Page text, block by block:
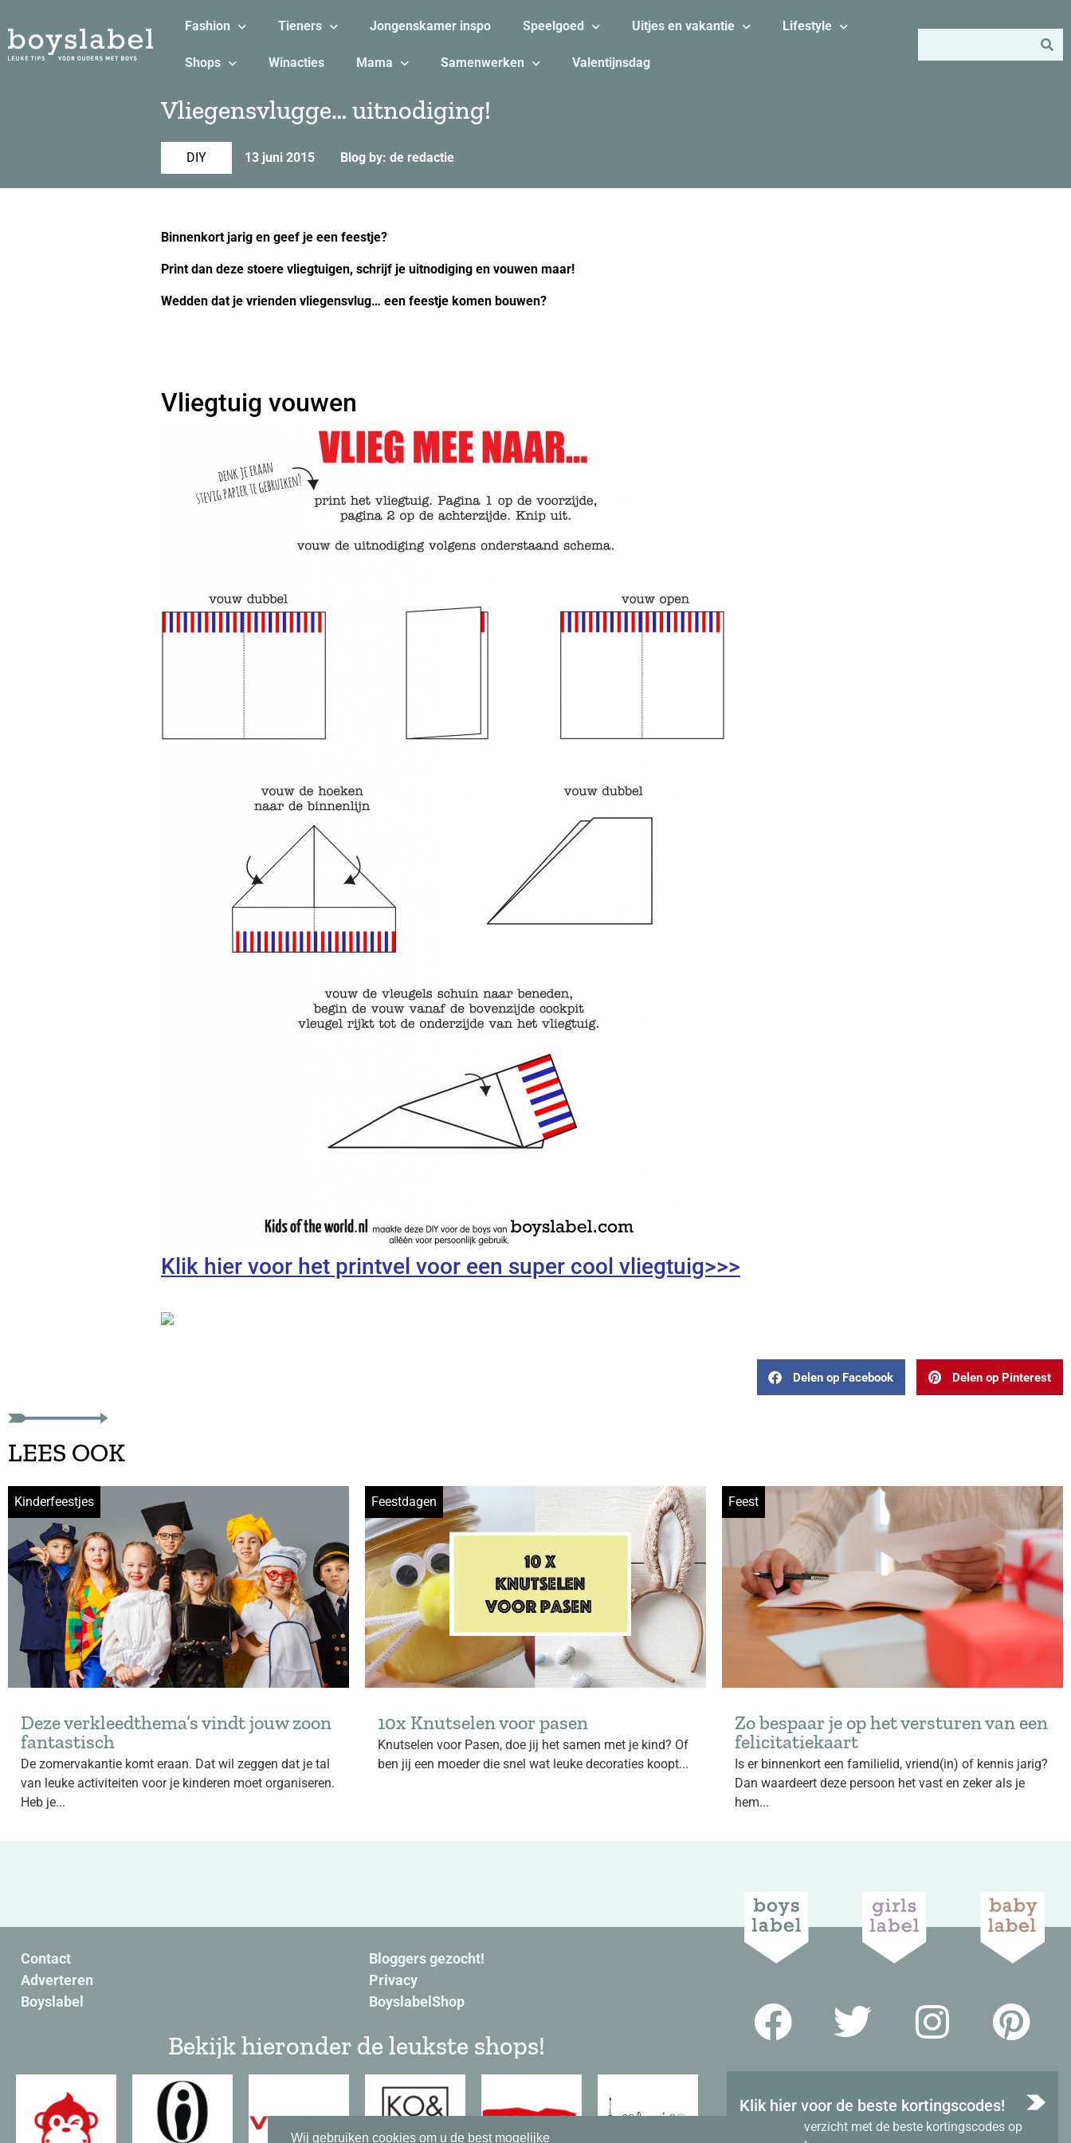
Wij gebruiken cookies om u de best mogelijke
Fashion Tieners Jongenskamer inspo Speelgoed Uitjes en vakantie Lifestyle
Shops Winacties Mama Samenwerken Valentijnsdag
Vliegensvlugge… uitnodiging!
DIY 13 juni 2015 Blog by: de redactie
Binnenkort jarig en geef je een feestje?
Print dan deze stoere vliegtuigen, schrijf je uitnodiging en vouwen maar!
Wedden dat je vrienden vliegensvlug… een feestje komen bouwen?
Vliegtuig vouwen
Klik hier voor het printvel voor een super cool vliegtuig>>>
Delen op Facebook Delen op Pinterest
LEES OOK
Kinderfeestjes
Deze verkleedthema’s vindt jouw zoon
fantastisch
De zomervakantie komt eraan. Dat wil zeggen dat je tal
van leuke activiteiten voor je kinderen moet organiseren.
Heb je...
Feestdagen
10x Knutselen voor pasen
Knutselen voor Pasen, doe jij het samen met je kind? Of
ben jij een moeder die snel wat leuke decoraties koopt...
Feest
Zo bespaar je op het versturen van een
felicitatiekaart
Is er binnenkort een familielid, vriend(in) of kennis jarig?
Dan waardeert deze persoon het vast en zeker als je
hem...
Contact
Adverteren
Boyslabel
Bloggers gezocht!
Privacy
BoyslabelShop
Bekijk hieronder de leukste shops!
Klik hier voor de beste kortingscodes!
Bekijk het overzicht met de beste kortingscodes op